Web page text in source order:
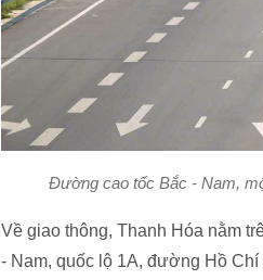
Đường cao tốc Bắc - Nam,
Về giao thông, Thanh Hóa nằm
- Nam, quốc lộ 1A, đường Hồ